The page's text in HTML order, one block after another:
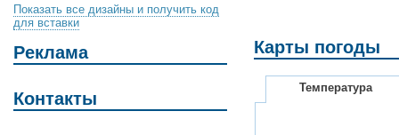
Показать все дизайны и получить код
для вставки
Реклама
Контакты
Карты погоды
Температура